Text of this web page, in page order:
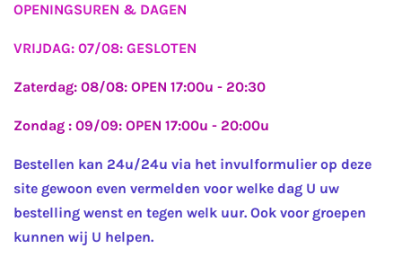
OPENINGSUREN & DAGEN
VRIJDAG: 07/08: GESLOTEN
Zaterdag: 08/08: OPEN 17:00u - 20:30
Zondag : 09/09: OPEN 17:00u - 20:00u
Bestellen kan 24u/24u via het invulformulier op deze
site gewoon even vermelden voor welke dag U uw
bestelling wenst en tegen welk uur. Ook voor groepen
kunnen wij U helpen.